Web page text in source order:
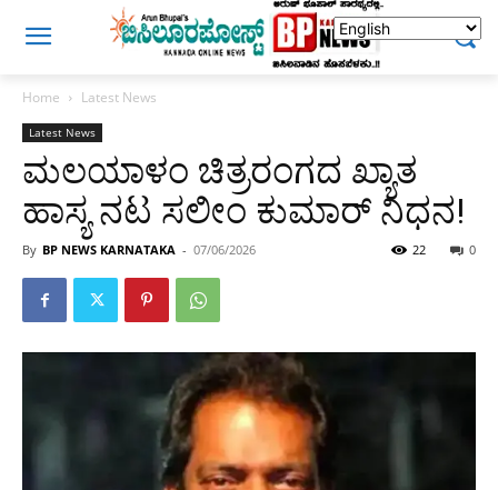
Home Latest News
Latest News
ಮಲಯಾಳಂ ಚಿತ್ರರಂಗದ ಖ್ಯಾತ
ಹಾಸ್ಯ ನಟ ಸಲೀಂ ಕುಮಾರ್ ನಿಧನ!
By BP NEWS KARNATAKA - 07/06/2026 0
22